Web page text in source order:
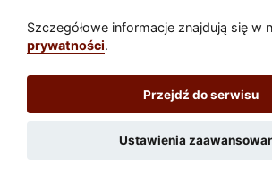
Lubuskie24.pl
Redakcja|Wynajem aut Teneryfa –
Szczegółowe informacje znajdują się w
prywatności.
Przejdź do serwisu
Ustawienia